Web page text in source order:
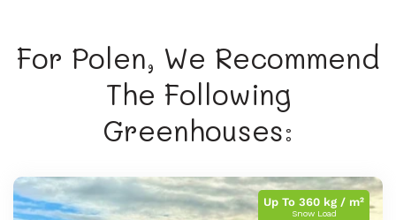
For Polen, We Recommend
The Following
Greenhouses:
Up To 360 kg / m²
Snow Load